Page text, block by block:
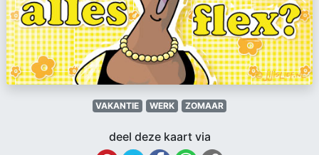
VAKANTIE WERK ZOMAAR
deel deze kaart via